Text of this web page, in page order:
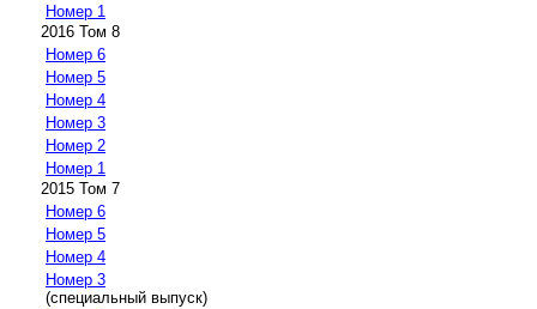
Номер 1
2016 Том 8
Номер 6
Номер 5
Номер 4
Номер 3
Номер 2
Номер 1
2015 Том 7
Номер 6
Номер 5
Номер 4
Номер 3
(специальный выпуск)